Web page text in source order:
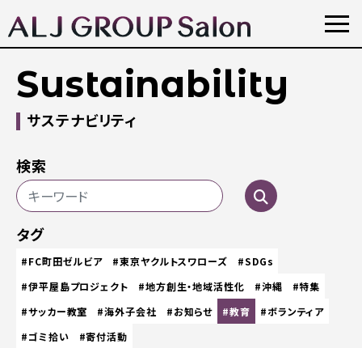
Sustainability
サステナビリティ
検索
タグ
#FC町田ゼルビア #東京ヤクルトスワローズ
#SDGs
#伊平屋島プロジェクト
#地方創生・地域活性化 #沖縄
#特集
#サッカー教室
#海外子会社 #お知らせ #教育
#ボランティア
#ゴミ拾い
#寄付活動